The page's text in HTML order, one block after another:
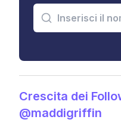
Crescita dei
@maddigriffin